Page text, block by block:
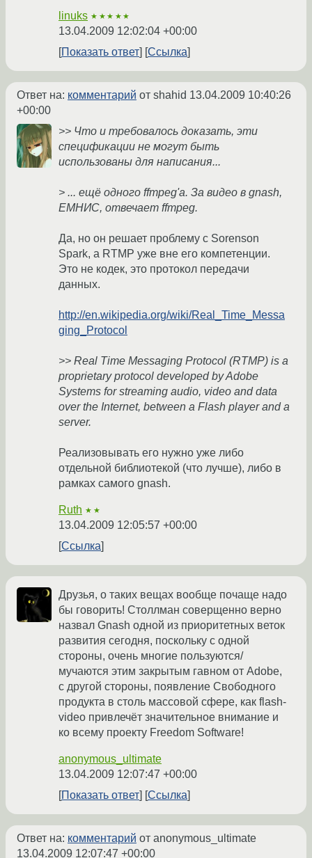
linuks ★★★★★
13.04.2009 12:02:04 +00:00
Показать ответ
Ссылка
Ответ на: комментарий от shahid 13.04.2009 10:40:26
+00:00
>> Что и требовалось доказать, эти
спецификации не могут быть
использованы для написания...
> ... ещё одного ffmpeg'a. За видео в gnash,
ЕМНИС, отвечает ffmpeg.
Да, но он решает проблему с Sorenson
Spark, а RTMP уже вне его компетенции.
Это не кодек, это протокол передачи
данных.
http://en.wikipedia.org/wiki/Real_Time_Messa
ging_Protocol
>> Real Time Messaging Protocol (RTMP) is a
proprietary protocol developed by Adobe
Systems for streaming audio, video and data
over the Internet, between a Flash player and a
server.
Реализовывать его нужно уже либо
отдельной библиотекой (что лучше), либо в
рамках самого gnash.
Ruth ★★
13.04.2009 12:05:57 +00:00
Ссылка
Друзья, о таких вещах вообще почаще надо
бы говорить! Столлман соверщенно верно
назвал Gnash одной из приоритетных веток
развития сегодня, поскольку с одной
стороны, очень многие пользуются/
мучаются этим закрытым гавном от Adobe,
с другой стороны, появление Свободного
продукта в столь массовой сфере, как flash-
video привлечёт значительное внимание и
ко всему проекту Freedom Software!
anonymous_ultimate
13.04.2009 12:07:47 +00:00
Показать ответ
Ссылка
Ответ на: комментарий от anonymous_ultimate
13.04.2009 12:07:47 +00:00